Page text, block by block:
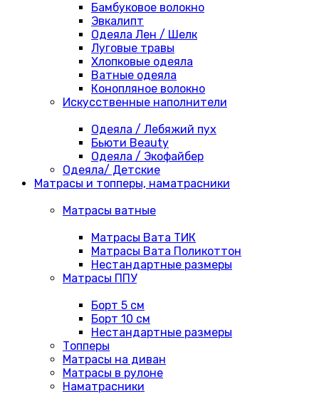
Бамбуковое волокно
Эвкалипт
Одеяла Лен / Шелк
Луговые травы
Хлопковые одеяла
Ватные одеяла
Конопляное волокно
Искусственные наполнители
Одеяла / Лебяжий пух
Бьюти Beauty
Одеяла / Экофайбер
Одеяла/ Детские
Матрасы и топперы, наматрасники
Матрасы ватные
Матрасы Вата ТИК
Матрасы Вата Поликоттон
Нестандартные размеры
Матрасы ППУ
Борт 5 см
Борт 10 см
Нестандартные размеры
Топперы
Матрасы на диван
Матрасы в рулоне
Наматрасники